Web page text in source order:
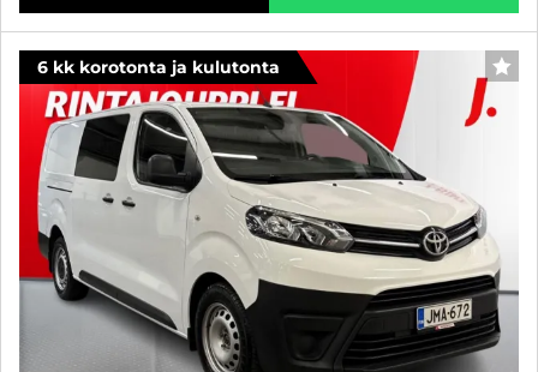
6 kk korotonta ja kulutonta